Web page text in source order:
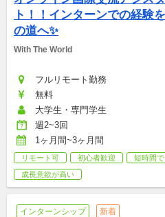
ト！！インターンでの経験
の道へ✨
With The World
フルリモート勤務
無料
大学生・専門学生
週2~3回
1ヶ月間~3ヶ月間
リモート可 初心者歓迎 短時間
成長意欲が高い
インターンシップ 新着